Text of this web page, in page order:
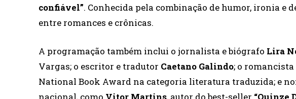
confiável”. Conhecida pela combinação de humor, ironia e
entre romances e crônicas.
A programação também inclui o jornalista e biógrafo Lira
Vargas; o escritor e tradutor Caetano Galindo; o romancista
National Book Award na categoria literatura traduzida; e
nacional, como Vitor Martins, autor do best-seller “Quinze